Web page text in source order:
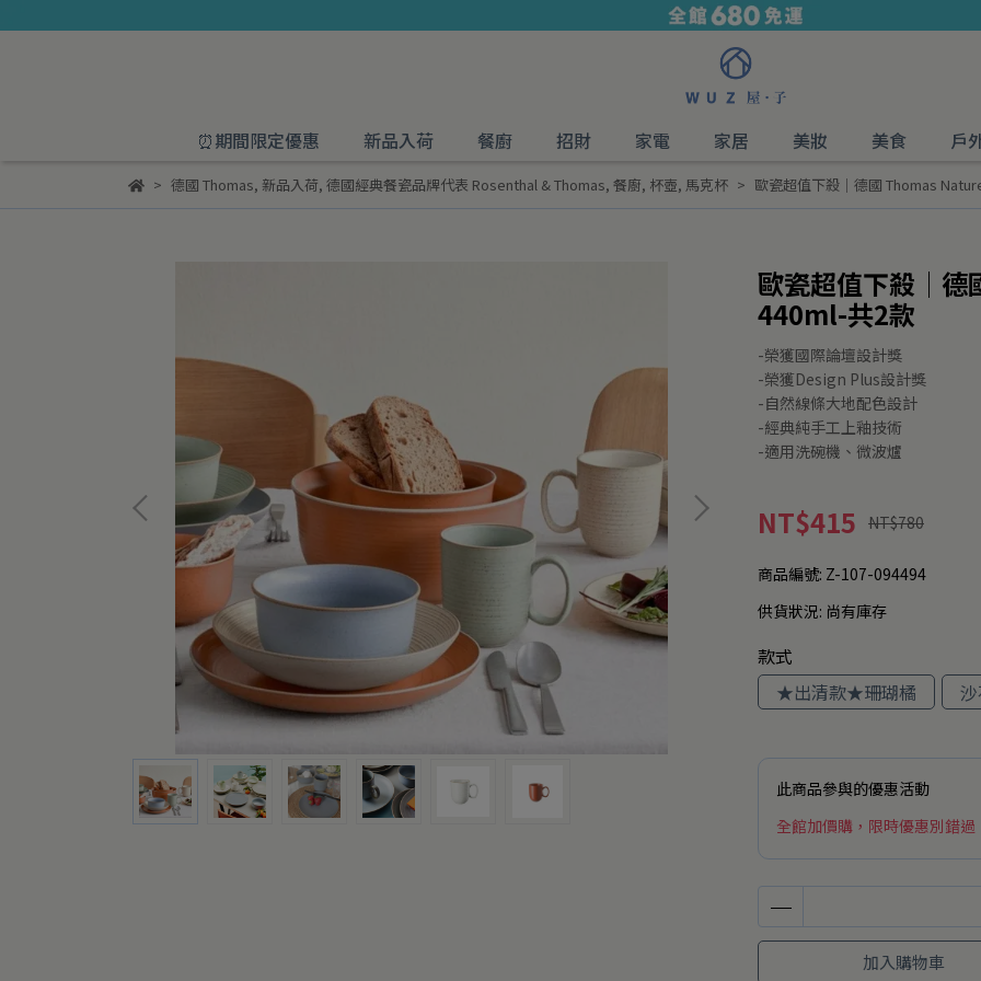
⏰期間限定優惠 新品入荷 餐廚 招財 家電 家居 美妝 美食 戶
德國 Thomas, 新品入荷, 德國經典餐瓷品牌代表 Rosenthal & Thomas, 餐廚, 杯壺, 馬克杯 歐瓷超值下殺│德國 Thomas
歐瓷超值下殺│德
440ml-共2款
-榮獲國際論壇設計獎
-榮獲Design Plus設計獎
-自然線條大地配色設計
-經典純手工上釉技術
-適用洗碗機、微波爐
NT$415 NT$780
商品編號: Z-107-094494
供貨狀況: 尚有庫存
款式
★出清款★珊瑚橘
此商品參與的優惠活動
全館加價購，限時優惠別錯過
加入購物車